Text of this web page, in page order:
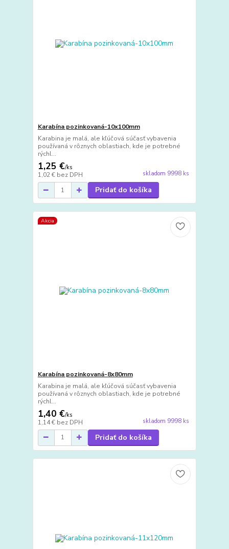
Karabína pozinkovaná-10x100mm
Karabina je malá, ale kľúčová súčasť vybavenia
používaná v rôznych oblastiach, kde je potrebné
rýchl...
1,25 €/ks
1,02 € bez DPH skladom 9998 ks
Pridať do košíka
Akcia
Karabína pozinkovaná-8x80mm
Karabina je malá, ale kľúčová súčasť vybavenia
používaná v rôznych oblastiach, kde je potrebné
rýchl...
1,40 €/ks
1,14 € bez DPH skladom 9998 ks
Pridať do košíka